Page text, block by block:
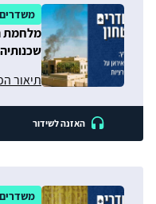
משדרים
מלחמת
תיאור
האזנה לשידור
משדרים